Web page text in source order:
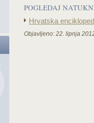
POGLEDAJ
Hrvatska
Objavljeno: 22. lipnja